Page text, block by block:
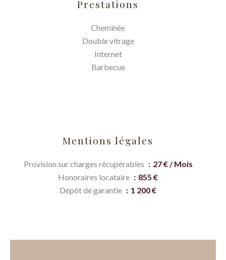
Prestations
Cheminée
Double vitrage
Internet
Barbecue
Mentions légales
Provision sur charges récupérables
27 € / Mois
Honoraires locataire
855 €
Dépôt de garantie
1 200 €